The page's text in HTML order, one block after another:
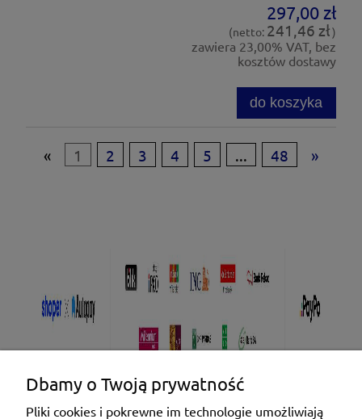
297,00 zł
(netto: 241,46 zł)
zawiera 23,00% VAT, bez
kosztów dostawy
do koszyka
« 1 2 3 4 5 ... 48 »
Dbamy o Twoją prywatność
Pliki cookies i pokrewne im technologie umożliwiają